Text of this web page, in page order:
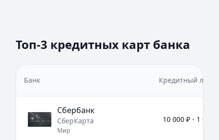
Топ-3 кредитных карт банка
Банк Кредитный
Сбербанк
СберКарта
Мир
10 000 ₽ - 1 000